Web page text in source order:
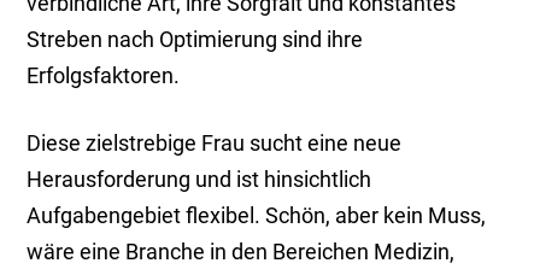
Streben nach Optimierung sind ihre
Erfolgsfaktoren.
Diese zielstrebige Frau sucht eine neue
Herausforderung und ist hinsichtlich
Aufgabengebiet flexibel. Schön, aber kein Muss,
wäre eine Branche in den Bereichen Medizin,